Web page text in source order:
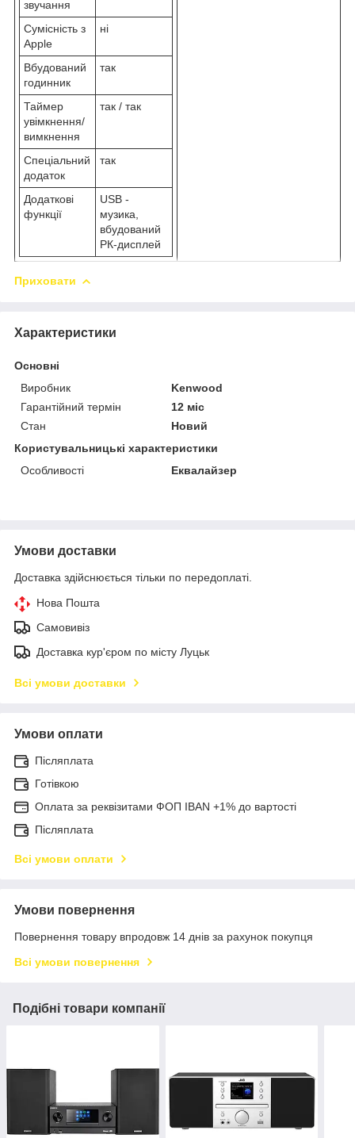
звучання
Сумісність з
Apple
ні
Вбудований
годинник
так
Таймер
увімкнення/
вимкнення
так / так
Спеціальний
додаток
так
Додаткові
функції
USB -
музика,
вбудований
РК-дисплей
Приховати
Характеристики
Основні
Виробник
Kenwood
Гарантійний термін
12 міс
Стан
Новий
Користувальницькі характеристики
Особливості
Еквалайзер
Умови доставки
Доставка здійснюється тільки по передоплаті.
Нова Пошта
Самовивіз
Доставка кур'єром по місту Луцьк
Всі умови доставки
Умови оплати
Післяплата
Готівкою
Оплата за реквізитами ФОП IBAN +1% до вартості
Післяплата
Всі умови оплати
Умови повернення
Повернення товару впродовж 14 днів за рахунок покупця
Всі умови повернення
Подібні товари компанії